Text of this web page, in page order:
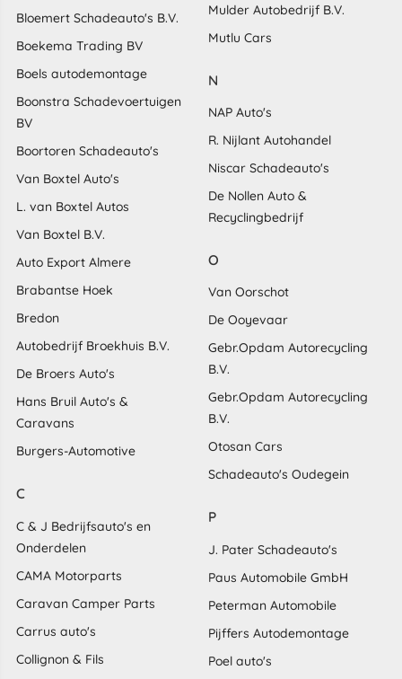
Bloemert Schadeauto's B.V.
Boekema Trading BV
Boels autodemontage
Boonstra Schadevoertuigen
BV
Boortoren Schadeauto's
Van Boxtel Auto's
L. van Boxtel Autos
Van Boxtel B.V.
Auto Export Almere
Brabantse Hoek
Bredon
Autobedrijf Broekhuis B.V.
De Broers Auto's
Hans Bruil Auto's &
Caravans
Burgers-Automotive
C
C & J Bedrijfsauto's en
Onderdelen
CAMA Motorparts
Caravan Camper Parts
Carrus auto's
Collignon & Fils
Mulder Autobedrijf B.V.
Mutlu Cars
N
NAP Auto's
R. Nijlant Autohandel
Niscar Schadeauto's
De Nollen Auto &
Recyclingbedrijf
O
Van Oorschot
De Ooyevaar
Gebr.Opdam Autorecycling
B.V.
Gebr.Opdam Autorecycling
B.V.
Otosan Cars
Schadeauto's Oudegein
P
J. Pater Schadeauto's
Paus Automobile GmbH
Peterman Automobile
Pijffers Autodemontage
Poel auto's